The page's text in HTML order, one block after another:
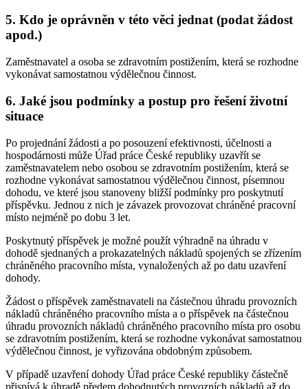
5. Kdo je oprávněn v této věci jednat (podat žádost
apod.)
Zaměstnavatel a osoba se zdravotním postižením, která se rozhodne
vykonávat samostatnou výdělečnou činnost.
6. Jaké jsou podmínky a postup pro řešení životní
situace
Po projednání žádosti a po posouzení efektivnosti, účelnosti a
hospodárnosti může Úřad práce České republiky uzavřít se
zaměstnavatelem nebo osobou se zdravotním postižením, která se
rozhodne vykonávat samostatnou výdělečnou činnost, písemnou
dohodu, ve které jsou stanoveny bližší podmínky pro poskytnutí
příspěvku. Jednou z nich je závazek provozovat chráněné pracovní
místo nejméně po dobu 3 let.
Poskytnutý příspěvek je možné použít výhradně na úhradu v
dohodě sjednaných a prokazatelných nákladů spojených se zřízením
chráněného pracovního místa, vynaložených až po datu uzavření
dohody.
Žádost o příspěvek zaměstnavateli na částečnou úhradu provozních
nákladů chráněného pracovního místa a o příspěvek na částečnou
úhradu provozních nákladů chráněného pracovního místa pro osobu
se zdravotním postižením, která se rozhodne vykonávat samostatnou
výdělečnou činnost, je vyřizována obdobným způsobem.
V případě uzavření dohody Úřad práce České republiky částečně
přispívá k úhradě předem dohodnutých provozních nákladů až do